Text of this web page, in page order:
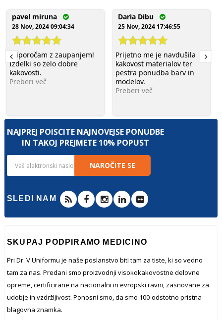
pavel miruna
28 Nov, 2024 09:04:34
Priporočam z zaupanjem!
Izdelki so zelo dobre
kakovosti.
Preberi več
Daria Dibu
25 Nov, 2024 17:46:55
Prijetno me je navdušila
kakovost materialov ter
pestra ponudba barv in
modelov.
Preberi več
NAJPREJ POIŠČITE NAJNOVEJŠE PONUDBE
IN TAKOJ PREJMETE 10% POPUST
NAROČITE SE
SLEDI NAM
SKUPAJ PODPIRAMO MEDICINO
Pri Dr. V Uniformu je naše poslanstvo biti tam za tiste, ki so vedno
tam za nas. Predani smo proizvodnji visokokakovostne delovne
opreme, certificirane na nacionalni in evropski ravni, zasnovane za
udobje in vzdržljivost. Ponosni smo, da smo 100-odstotno pristna
blagovna znamka.